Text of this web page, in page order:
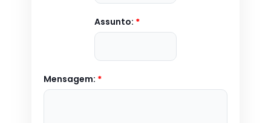
Assunto: *
Mensagem: *